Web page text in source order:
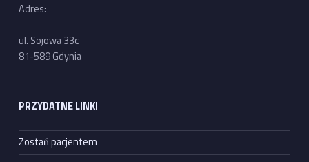
Adres:
ul. Sojowa 33c
81-589 Gdynia
PRZYDATNE LINKI
Zostań pacjentem